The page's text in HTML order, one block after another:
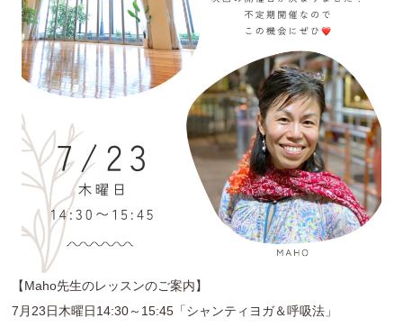
【Maho先生のレッスンのご案内】
7月23日木曜日14:30～15:45「シャンティヨガ＆呼吸法」